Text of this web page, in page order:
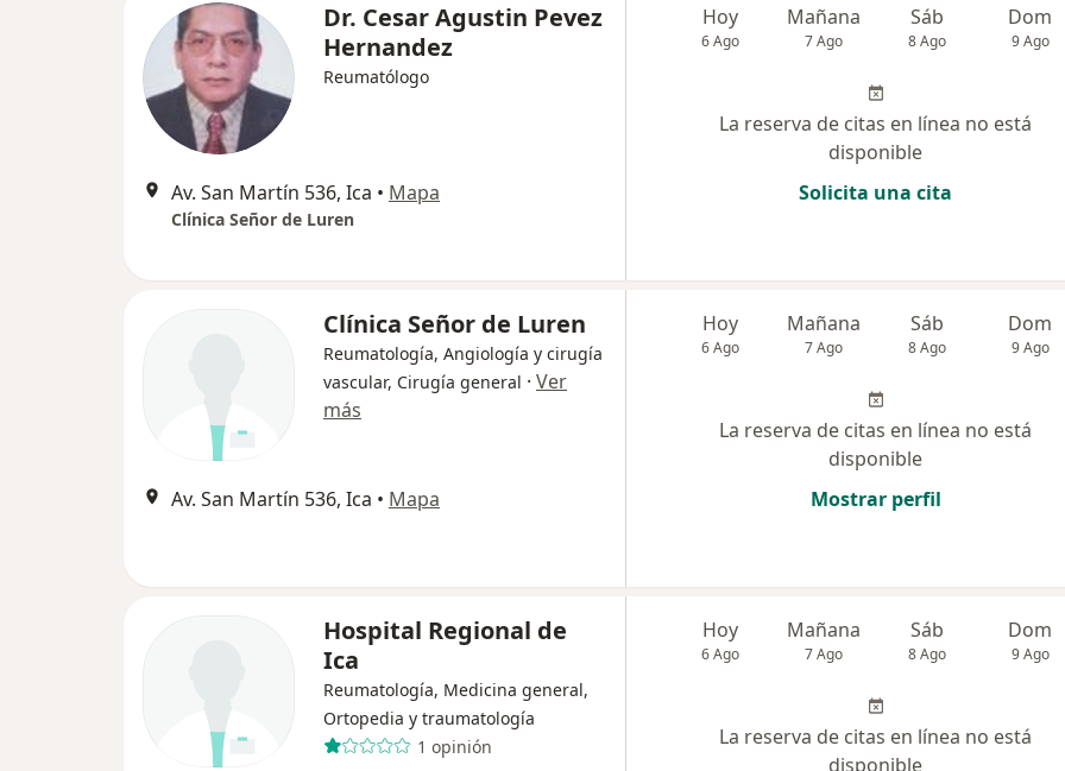
Dr. Cesar Agustin Pevez
Hernandez
Reumatólogo
Av. San Martín 536, Ica • Mapa
Clínica Señor de Luren
Hoy
6 Ago
Mañana
7 Ago
Sáb
8 Ago
Dom
9 Ago
La reserva de citas en línea no está
disponible
Solicita una cita
Clínica Señor de Luren
Reumatología, Angiología y cirugía
vascular, Cirugía general · Ver
más
Av. San Martín 536, Ica • Mapa
Hoy
6 Ago
Mañana
7 Ago
Sáb
8 Ago
Dom
9 Ago
La reserva de citas en línea no está
disponible
Mostrar perfil
Hospital Regional de
Ica
Reumatología, Medicina general,
Ortopedia y traumatología
1 opinión
Hoy
6 Ago
Mañana
7 Ago
Sáb
8 Ago
Dom
9 Ago
La reserva de citas en línea no está
disponible